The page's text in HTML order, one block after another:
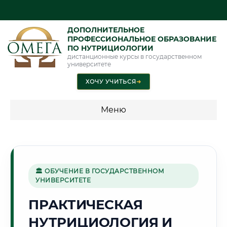
ДОПОЛНИТЕЛЬНОЕ
ПРОФЕССИОНАЛЬНОЕ ОБРАЗОВАНИЕ
ПО НУТРИЦИОЛОГИИ
дистанционные курсы в государственном
университете
ХОЧУ УЧИТЬСЯ➜
Меню
🏗️
Г. НАБЕРЕЖНЫЕ ЧЕЛНЫ
🏛 ОБУЧЕНИЕ В ГОСУДАРСТВЕННОМ
УНИВЕРСИТЕТЕ
ПРАКТИЧЕСКАЯ
НУТРИЦИОЛОГИЯ И